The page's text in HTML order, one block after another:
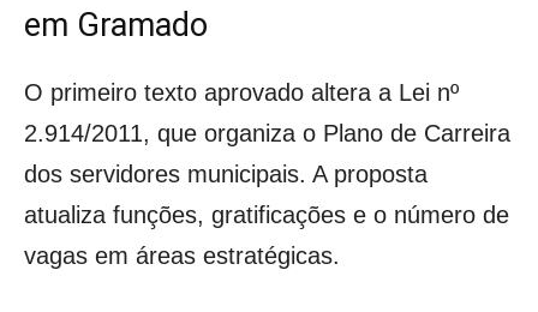
em Gramado
O primeiro texto aprovado altera a Lei nº
2.914/2011, que organiza o Plano de Carreira
dos servidores municipais. A proposta
atualiza funções, gratificações e o número de
vagas em áreas estratégicas.